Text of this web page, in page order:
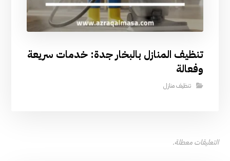
تنظيف المنازل بالبخار جدة: خدمات سريعة
وفعالة
تنظيف منازل
التعليقات معطلة.